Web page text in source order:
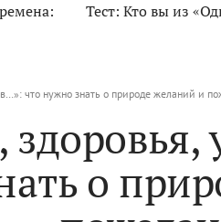
Тест: Кто вы из
что нужно знать о природе желаний и
о